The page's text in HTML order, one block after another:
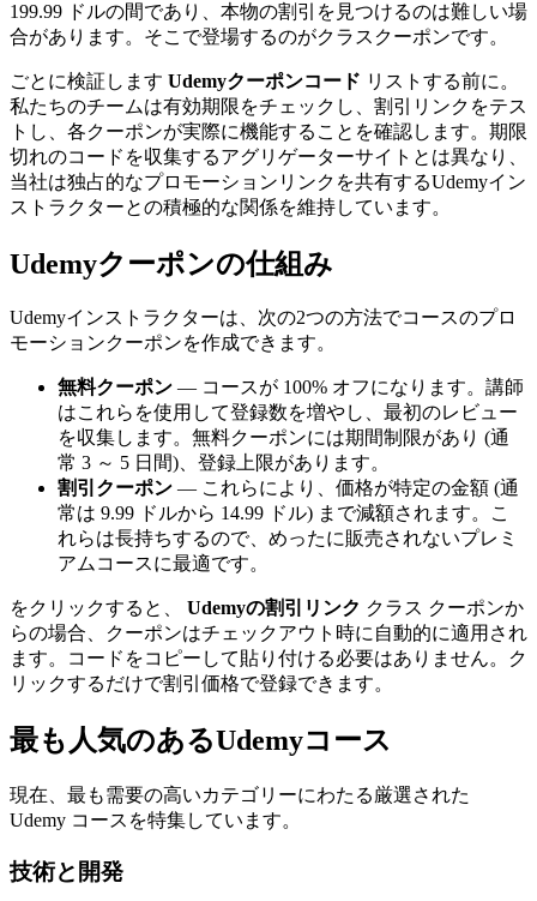
199.99 ドルの間であり、本物の割引を見つけるのは難しい場
合があります。そこで登場するのがクラスクーポンです。
ごとに検証します Udemyクーポンコード リストする前に。
私たちのチームは有効期限をチェックし、割引リンクをテス
トし、各クーポンが実際に機能することを確認します。期限
切れのコードを収集するアグリゲーターサイトとは異なり、
当社は独占的なプロモーションリンクを共有するUdemyイン
ストラクターとの積極的な関係を維持しています。
Udemyクーポンの仕組み
Udemyインストラクターは、次の2つの方法でコースのプロ
モーションクーポンを作成できます。
無料クーポン — コースが 100% オフになります。講師
はこれらを使用して登録数を増やし、最初のレビュー
を収集します。無料クーポンには期間制限があり (通
常 3 ～ 5 日間)、登録上限があります。
割引クーポン — これらにより、価格が特定の金額 (通
常は 9.99 ドルから 14.99 ドル) まで減額されます。こ
れらは長持ちするので、めったに販売されないプレミ
アムコースに最適です。
をクリックすると、 Udemyの割引リンク クラス クーポンか
らの場合、クーポンはチェックアウト時に自動的に適用され
ます。コードをコピーして貼り付ける必要はありません。ク
リックするだけで割引価格で登録できます。
最も人気のあるUdemyコース
現在、最も需要の高いカテゴリーにわたる厳選された
Udemy コースを特集しています。
技術と開発